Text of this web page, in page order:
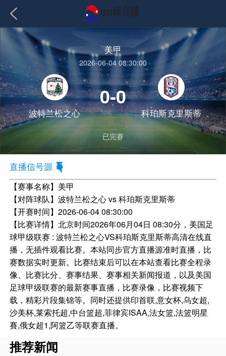
美甲
2026-06-04 08:30:00
波特兰松之心
0-0
科珀斯克里斯蒂
已完赛
直播信号源
【赛事名称】 美甲
【对阵球队】波特兰松之心 vs 科珀斯克里斯蒂
【开赛时间】2026-06-04 08:30:00
【比赛详情】北京时间2026年06月04日 08:30分，美国足
球甲级联赛 : 波特兰松之心VS科珀斯克里斯蒂高清在线直
播，无插件观看比赛。本站同步官方直播源准时直播，比
赛数据实时更新。比赛结束后可以在本站查看比赛全程录
像、比赛比分、赛事结果、赛事相关新闻报道，以及美国
足球甲级联赛的最新赛事直播，比赛录像，比赛视频下
载，精彩片段集锦等。同时还提供印首联,意女杯,乌女超,
沙美杯,莱索托超,中台篮超,菲律宾ISAA,法女篮,法篮明星
賽,俄女超1,阿篮乙等联赛直播。
推荐新闻